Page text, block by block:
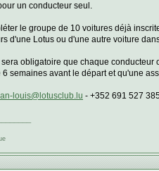
un conducteur seul.
le groupe de 10 voitures déjà
d'une Lotus ou d'une autre voiture
sera obligatoire que chaque
6 semaines avant le départ et qu'une
louis@lotusclub.lu - +352 691 527